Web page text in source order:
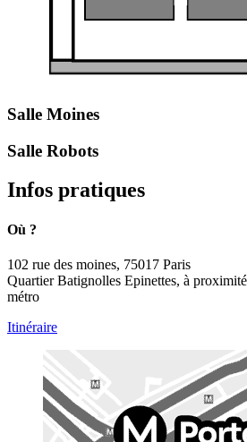
Salle Moines
Salle Robots
Infos pratiques
Où ?
102 rue des moines, 75017 Paris
Quartier Batignolles Epinettes, à
métro
Itinéraire